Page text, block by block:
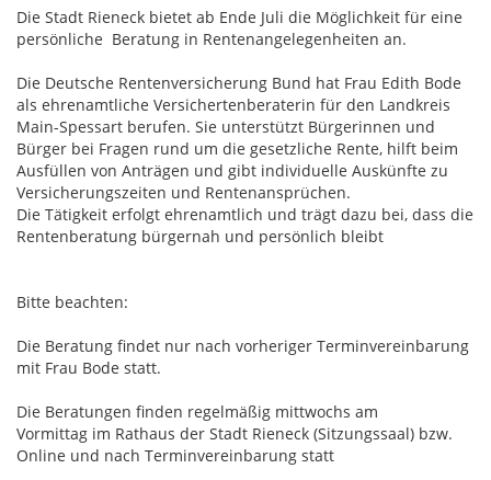
Die Stadt Rieneck bietet ab Ende Juli die Möglichkeit für eine
persönliche Beratung in Rentenangelegenheiten an.
Die Deutsche Rentenversicherung Bund hat Frau Edith Bode
als ehrenamtliche Versichertenberaterin für den Landkreis
Main-Spessart berufen. Sie unterstützt Bürgerinnen und
Bürger bei Fragen rund um die gesetzliche Rente, hilft beim
Ausfüllen von Anträgen und gibt individuelle Auskünfte zu
Versicherungszeiten und Rentenansprüchen.
Die Tätigkeit erfolgt ehrenamtlich und trägt dazu bei, dass die
Rentenberatung bürgernah und persönlich bleibt
Bitte beachten:
Die Beratung findet nur nach vorheriger Terminvereinbarung
mit Frau Bode statt.
Die Beratungen finden regelmäßig mittwochs am
Vormittag im Rathaus der Stadt Rieneck (Sitzungssaal) bzw.
Online und nach Terminvereinbarung statt